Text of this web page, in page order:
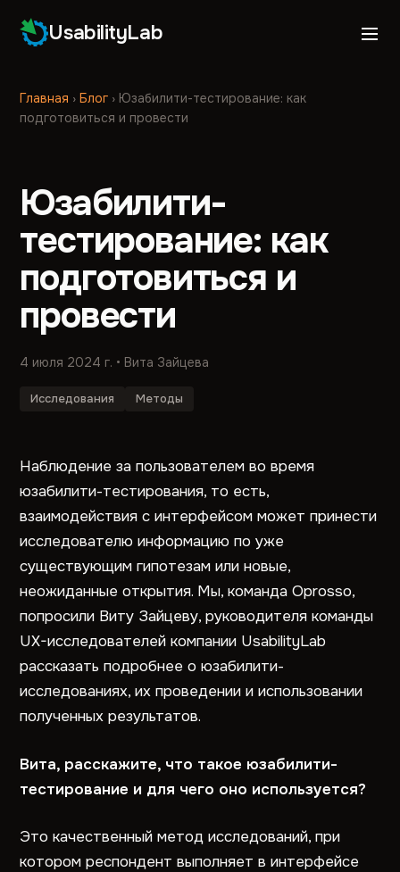
UsabilityLab
Главная ›Блог › Юзабилити-тестирование: как
подготовиться и провести
Юзабилити-
тестирование: как
подготовиться и
провести
4 июля 2024 г. • Вита Зайцева
Исследования Методы
Наблюдение за пользователем во время
юзабилити-тестирования, то есть,
взаимодействия с интерфейсом может принести
исследователю информацию по уже
существующим гипотезам или новые,
неожиданные открытия. Мы, команда Oprosso,
попросили Виту Зайцеву, руководителя команды
UX-исследователей компании UsabilityLab
рассказать подробнее о юзабилити-
исследованиях, их проведении и использовании
полученных результатов.
Вита, расскажите, что такое юзабилити-
тестирование и для чего оно используется?
Это качественный метод исследований, при
котором респондент выполняет в интерфейсе